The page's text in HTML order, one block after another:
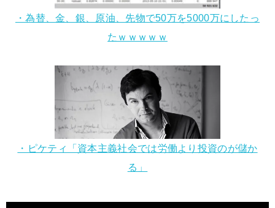
・為替、金、銀、原油、先物で50万を5000万にしたっ
たｗｗｗｗｗ
・ピケティ「資本主義社会では労働より投資のが儲か
る」